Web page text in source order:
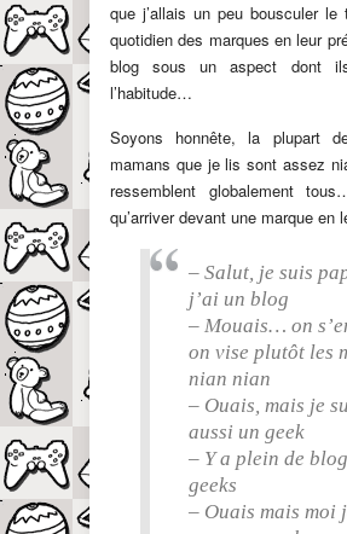
que j’allais un peu bousculer le
quotidien des marques en leur
blog sous un aspect dont
l’habitude…
Soyons honnête, la plupart
mamans que je lis sont assez
ressemblent globalement
qu’arriver devant une marque en
– Salut, je suis
j’ai un blog
– Mouais… on
on vise plutôt les
nian nian
– Ouais, mais je
aussi un geek
– Y a plein de
geeks
– Ouais mais moi